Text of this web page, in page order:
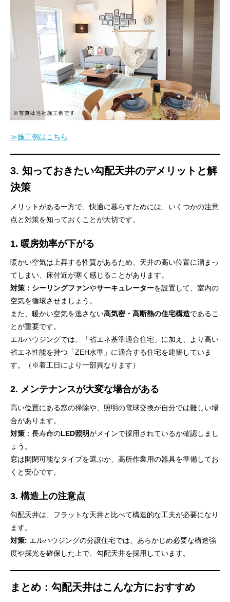
≫施工例はこちら
3. 知っておきたい勾配天井のデメリットと解
決策
メリットがある一方で、快適に暮らすためには、いくつかの注意
点と対策を知っておくことが大切です。
1. 暖房効率が下がる
暖かい空気は上昇する性質があるため、天井の高い位置に溜まっ
てしまい、床付近が寒く感じることがあります。
対策：シーリングファンやサーキュレーターを設置して、室内の
空気を循環させましょう。
また、暖かい空気を逃さない高気密・高断熱の住宅構造であるこ
とが重要です。
エルハウジングでは、「省エネ基準適合住宅」に加え、より高い
省エネ性能を持つ「ZEH水準」に適合する住宅を建築していま
す。（※着工日により一部異なります）
2. メンテナンスが大変な場合がある
高い位置にある窓の掃除や、照明の電球交換が自分では難しい場
合があります。
対策 ：長寿命のLED照明がメインで採用されているか確認しまし
ょう。
窓は開閉可能なタイプを選ぶか、高所作業用の器具を準備してお
くと安心です。
3. 構造上の注意点
勾配天井は、フラットな天井と比べて構造的な工夫が必要になり
ます。
対策: エルハウジングの分譲住宅では、あらかじめ必要な構造強
度や採光を確保した上で、勾配天井を採用しています。
まとめ：勾配天井はこんな方におすすめ